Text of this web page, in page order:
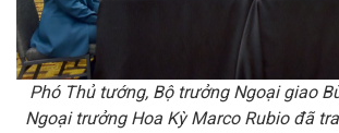
Phó Thủ tướng, Bộ trưởng Ngoại giao
Ngoại trưởng Hoa Kỳ Marco Rubio đã